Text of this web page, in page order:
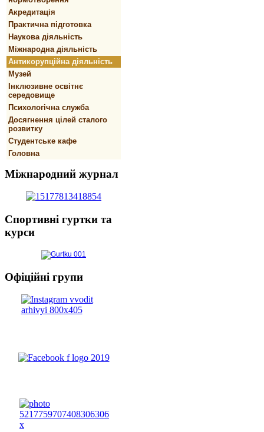
Акредитація
Практична підготовка
Наукова діяльність
Міжнародна діяльність
Антикорупційна діяльність
Музей
Інклюзивне освітнє
середовище
Психологічна служба
Досягнення цілей сталого
розвитку
Студентське кафе
Головна
Міжнародний журнал
Спортивнi гуртки та
курси
Офіційні групи